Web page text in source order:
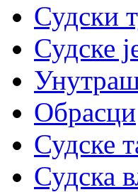
Судски
Судске
Обрасци
Судске
Судска